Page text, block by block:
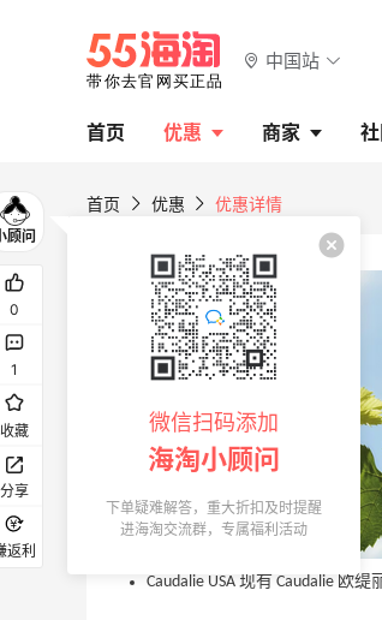
中国站
首页 优惠 商家
首页 优惠 优惠详情
Caudalie USA 现有 Caudalie 欧
0
1
收藏
分享
返利
微信扫码添加
海淘小顾问
下单疑难解答，重大折扣及时提醒
进海淘交流群，专属福利活动